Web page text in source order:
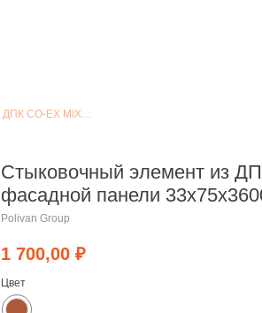
Стыковочный элемент из
фасадной панели
Polivan Group
1 700,00 ₽
Цвет